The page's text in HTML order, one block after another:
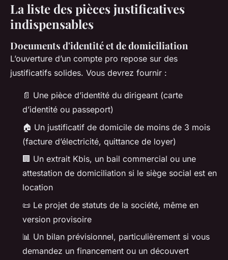
La liste des pièces justificatives
indispensables
Documents d'identité et de domiciliation
L’ouverture d’un compte pro repose sur des
justificatifs solides. Vous devrez fournir :
📄 Une pièce d’identité du dirigeant (carte
d’identité ou passeport)
🏠 Un justificatif de domicile de moins de 3 mois
(facture d’électricité, quittance de loyer)
🏢 Un extrait Kbis, un bail commercial ou une
attestation de domiciliation si le siège social est en
location
📜 Le projet de statuts de la société, même en
version provisoire
📊 Un bilan prévisionnel, particulièrement si vous
demandez un financement ou un découvert